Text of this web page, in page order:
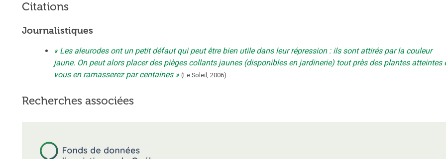
Citations
Journalistiques
Les aleurodes ont un petit défaut qui peut être bien utile dans leur répression : ils sont attirés par la couleur
jaune. On peut alors placer des pièges collants jaunes (disponibles en jardinerie) tout près des plantes atteintes
vous en ramasserez par centaines
(Le Soleil , 2006).
Recherches associées